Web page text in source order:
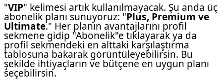
"VIP" kelimesi artık kullanılmayacak. Şu anda üç
abonelik planı sunuyoruz: "Plus, Premium ve
Ultimate." Her planın avantajlarını profil
sekmene gidip "Abonelik"e tıklayarak ya da
profil sekmendeki en alttaki karşılaştırma
tablosuna bakarak görüntüleyebilirsin. Bu
şekilde ihtiyaçların ve bütçene en uygun planı
seçebilirsin.